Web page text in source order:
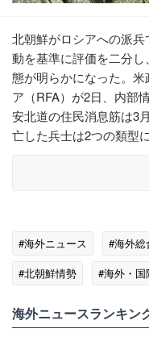
北朝鮮がロシアへの派
動を基準に評価を二分
態が明らかになった。
ア（RFA）が2日、内部
安北道の住民消息筋は3
亡した兵士は2つの類型
#海外ニュース #海外総
#北朝鮮情勢
#海外・国
海外ニュースランキン